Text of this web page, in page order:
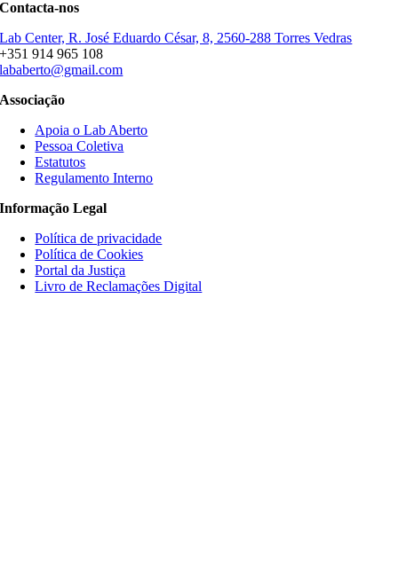
Contacta-nos
Lab Center, R. José Eduardo César, 8, 2560-288 Torres Vedras
+351 914 965 108
lababerto@gmail.com
Associação
Apoia o Lab Aberto
Pessoa Coletiva
Estatutos
Regulamento Interno
Informação Legal
Política de privacidade
Política de Cookies
Portal da Justiça
Livro de Reclamações Digital